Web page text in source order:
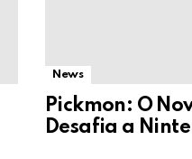
News
Pickmon: O
Desafia a